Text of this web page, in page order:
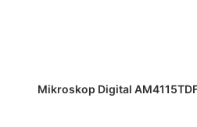
DAPATKAN
Mikroskop Digital